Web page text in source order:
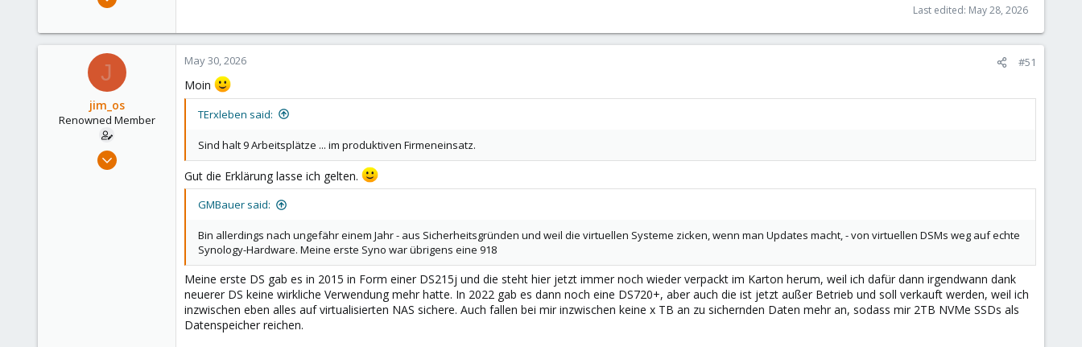
648
Last edited: May 28, 2026
J
jim_os
Renowned Member
Oct 8, 2022
May 30, 2026 #51
Moin
TErxleben said:
Sind halt 9 Arbeitsplätze ... im produktiven Firmeneinsatz.
Gut die Erklärung lasse ich gelten.
GMBauer said:
Bin allerdings nach ungefähr einem Jahr - aus Sicherheitsgründen und weil die virtuellen Systeme zicken, wenn man Updates macht, - von virtuellen DSMs weg auf echte
Synology-Hardware. Meine erste Syno war übrigens eine 918
Meine erste DS gab es in 2015 in Form einer DS215j und die steht hier jetzt immer noch wieder verpackt im Karton herum, weil ich dafür dann irgendwann dank
neuerer DS keine wirkliche Verwendung mehr hatte. In 2022 gab es dann noch eine DS720+, aber auch die ist jetzt außer Betrieb und soll verkauft werden, weil ich
inzwischen eben alles auf virtualisierten NAS sichere. Auch fallen bei mir inzwischen keine x TB an zu sichernden Daten mehr an, sodass mir 2TB NVMe SSDs als
Datenspeicher reichen.